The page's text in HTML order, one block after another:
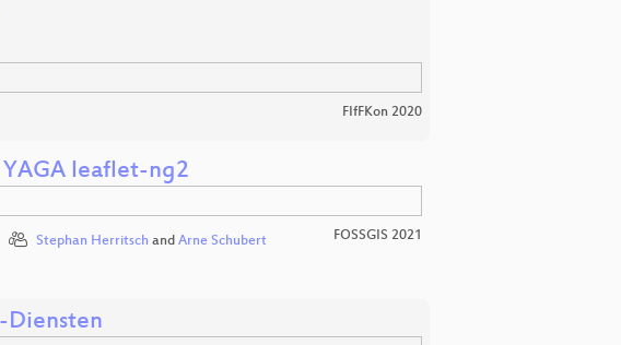
FIfFKon 2020
leaflet-ng2
Stephan Herritsch and Arne Schubert FOSSGIS 2021
Diensten